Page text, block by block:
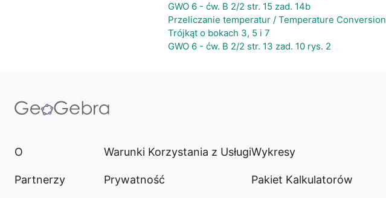
GWO 6 - ćw. B 2/2 str. 15 zad. 14b
Przeliczanie temperatur / Temperature Conversion
Trójkąt o bokach 3, 5 i 7
GWO 6 - ćw. B 2/2 str. 13 zad. 10 rys. 2
O
Partnerzy
Warunki Korzystania z Usługi
Prywatność
Wykresy
Pakiet Kalkulatorów